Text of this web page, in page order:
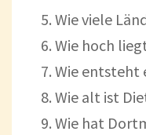
Wie viele
Wie hoch
Wie entsteht
Wie alt ist
Wie hat